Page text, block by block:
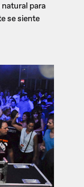
para
se siente